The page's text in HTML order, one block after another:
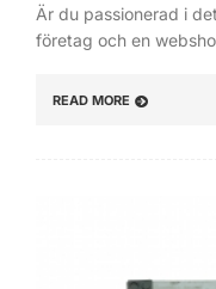
Är du passionerad i
företag och en
READ MORE